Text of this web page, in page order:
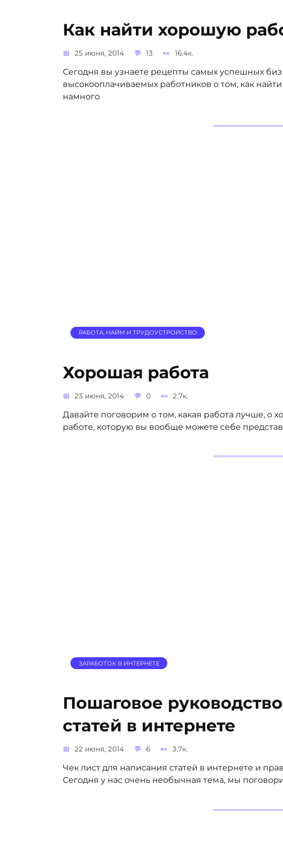
Как найти хорошую
25 июня, 2014 13 16.4к.
Сегодня вы узнаете рецепты самых успешных
высокооплачиваемых работников о том, как
намного
РАБОТА, НАЙМ И ТРУДОУСТРОЙСТВО
Хорошая работа
23 июня, 2014 0 2.7к.
Давайте поговорим о том, какая работа лучше, о
работе, которую вы вообще можете себе
ЗАРАБОТОК В ИНТЕРНЕТЕ
Пошаговое
статей в интернете
22 июня, 2014 6 3.7к.
Чек лист для написания статей в интернете и
Сегодня у нас очень необычная тема, мы